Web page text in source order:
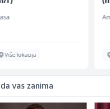
Više lokacija
vas zanima